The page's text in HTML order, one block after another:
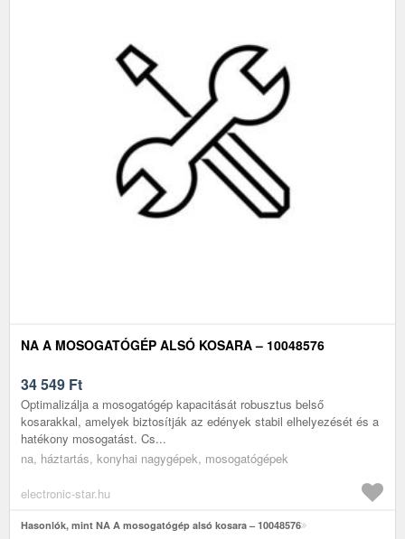
NA A MOSOGATÓGÉP ALSÓ KOSARA – 10048576
34 549 Ft
Optimalizálja a mosogatógép kapacitását robusztus belső
kosarakkal, amelyek biztosítják az edények stabil elhelyezését és a
hatékony mosogatást. Cs...
na, háztartás, konyhai nagygépek, mosogatógépek
electronic-star.hu
Hasonlók, mint NA A mosogatógép alsó kosara – 10048576